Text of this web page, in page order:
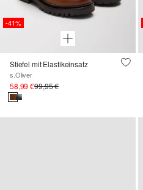
-41%
Stiefel mit Elastikeinsatz
s.Oliver
58,99 €99,95 €